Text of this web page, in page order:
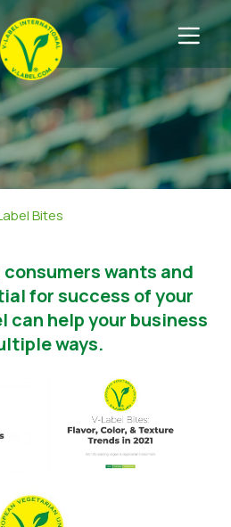
V-Label
V-Label
V-Label
Bites
wants and
for success of your
can help your business
ways.